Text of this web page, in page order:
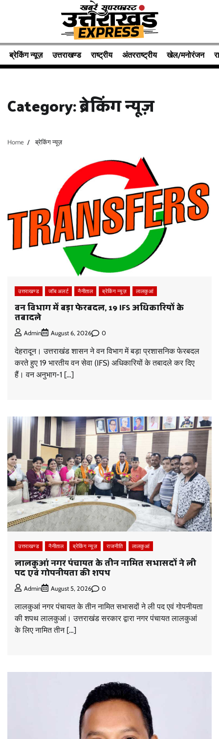
ब्रेकिंग न्यूज़ उत्तराखण्ड राष्ट्रीय अंतरराष्ट्रीय खेल/मनोरंजन
Category:ब्रेकिंग न्यूज़
Home ब्रेकिंग न्यूज़
उत्तराखण्ड जॉब अलर्ट नैनीताल ब्रेकिंग न्यूज़ लालकुआं
वन विभाग में बड़ा फेरबदल, 19 IFS अधिकारियों के
तबादले
Admin August 6, 2026 0
देहरादून। उत्तराखंड शासन ने वन विभाग में बड़ा प्रशासनिक फेरबदल
करते हुए 19 भारतीय वन सेवा (IFS) अधिकारियों के तबादले कर दिए
हैं। वन अनुभाग-1 […]
उत्तराखण्ड नैनीताल ब्रेकिंग न्यूज़ राजनीति लालकुआं
लालकुआं नगर पंचायत के तीन नामित सभासदों ने ली
पद एवं गोपनीयता की शपथ
Admin August 5, 2026 0
लालकुआं नगर पंचायत के तीन नामित सभासदों ने ली पद एवं गोपनीयता
की शपथ लालकुआं। उत्तराखंड सरकार द्वारा नगर पंचायत लालकुआं
के लिए नामित तीन […]